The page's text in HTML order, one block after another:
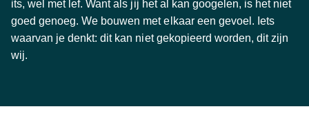
its, wel met lef. Want als jij het al kan googelen, is het niet
goed genoeg. We bouwen met elkaar een gevoel. Iets
waarvan je denkt: dit kan niet gekopieerd worden, dit zijn
wij.